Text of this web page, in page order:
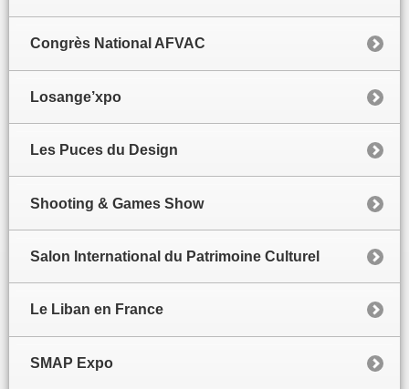
Congrès National AFVAC
Losange’xpo
Les Puces du Design
Shooting & Games Show
Salon International du Patrimoine Culturel
Le Liban en France
SMAP Expo